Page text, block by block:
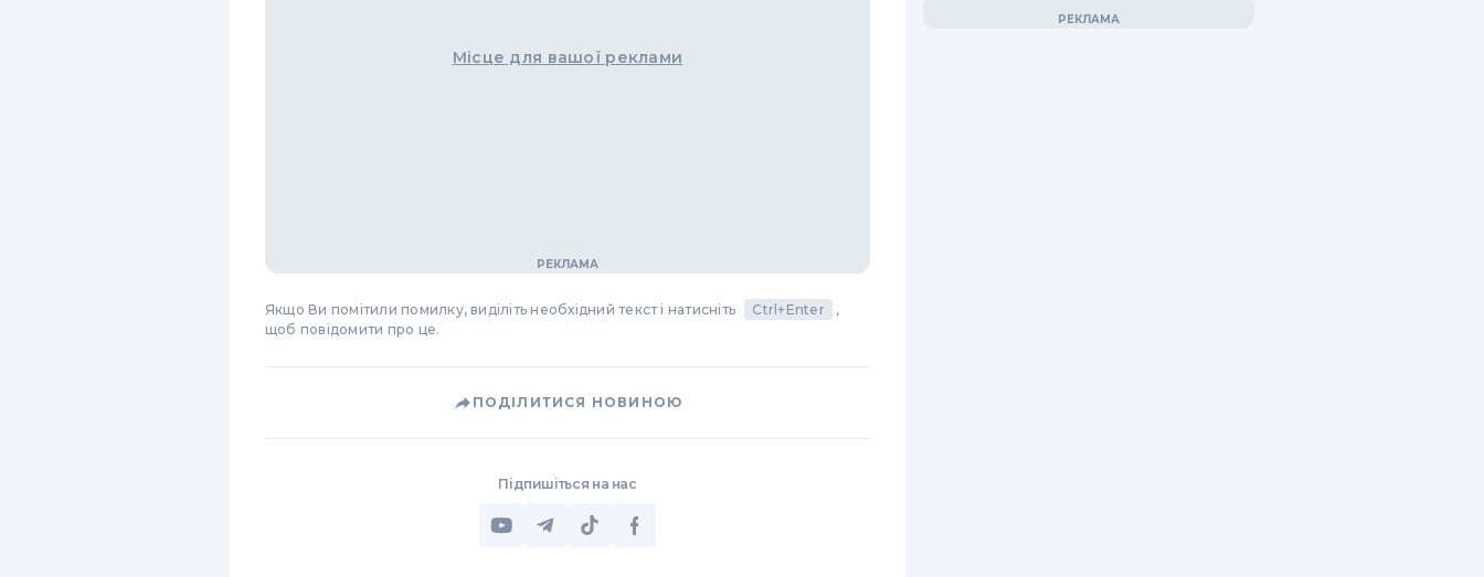
Місце для вашої реклами
Якщо Ви помітили помилку, виділіть необхідний текст і натисніть Ctrl+Enter
,
щоб повідомити про це.
ПОДІЛИТИСЯ НОВИНОЮ
Підпишіться на нас